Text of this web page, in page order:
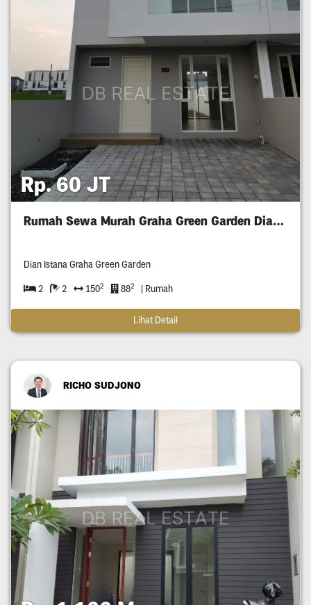
Rp. 60 JT
Rumah Sewa Murah Graha Green Garden Dian Istana
Dian Istana Graha Green Garden
2 2 1502 882 | Rumah
Lihat Detail
RICHO SUDJONO